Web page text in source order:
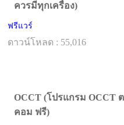
ควรมีทุกเครื่อง)
ฟรีแวร์
ดาวน์โหลด : 55,016
OCCT (โปรแกรม OCCT
คอม ฟรี)